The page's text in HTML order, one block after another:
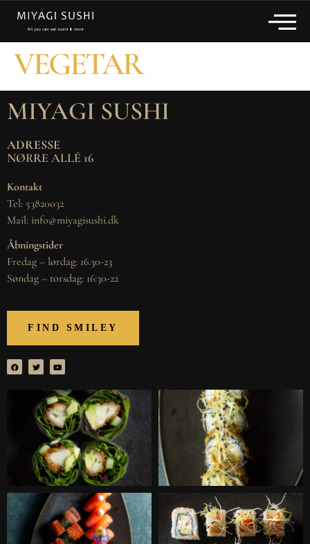
VEGETAR
MIYAGI SUSHI
ADRESSE
NØRRE ALLÉ 16
Kontakt
Tel: 53820032
Mail: info@miyagisushi.dk
Åbningstider
Fredag – lørdag: 16.30-23
Søndag – torsdag: 16:30-22
FIND SMILEY